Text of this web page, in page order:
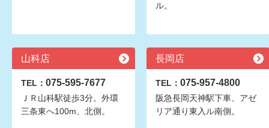
ル。
山科店
TEL： 075-595-7677
ＪＲ山科駅徒歩3分。外環
三条東へ100m、北側。
長岡店
TEL： 075-957-4800
阪急長岡天神駅下車、アゼ
リア通り東入ル南側。